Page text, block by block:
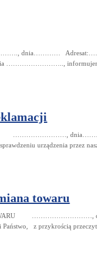
dnia…………
……………………..,
……………………,
urządzenia przez
towaru
TOWARU ………………………,
z przykrością